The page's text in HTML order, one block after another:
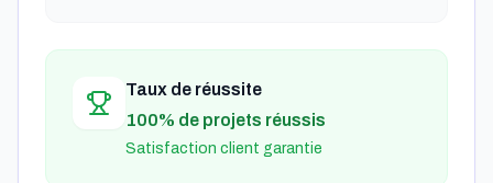
Taux de réussite
100% de projets réussis
Satisfaction client garantie